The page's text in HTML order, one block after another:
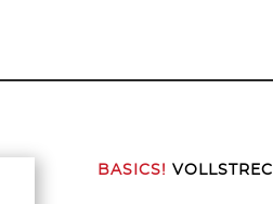
BASICS!